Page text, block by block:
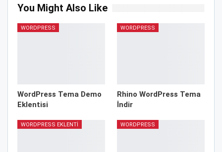
You Might Also Like
WORDPRESS
WordPress Tema Demo
Eklentisi
WORDPRESS
Rhino WordPress Tema
İndir
WORDPRESS EKLENTI WORDPRESS